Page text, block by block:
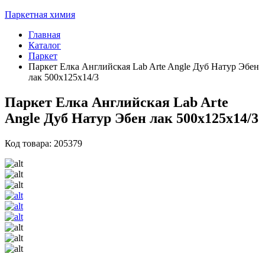
Паркетная химия
Главная
Каталог
Паркет
Паркет Елка Английская Lab Arte Angle Дуб Натур Эбен
лак 500х125х14/3
Паркет Елка Английская Lab Arte
Angle Дуб Натур Эбен лак 500х125х14/3
Код товара: 205379